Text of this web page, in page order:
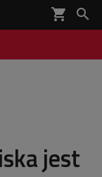
shopping_cart 

jest